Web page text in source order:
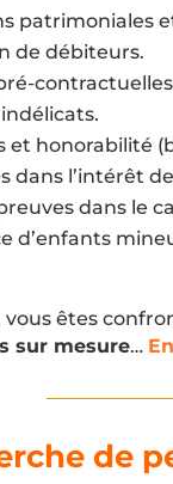
patrimoniales
de débiteurs.
et honorabilité
dans l’intérêt
dans le
d’enfants
êtes
sur mesure…
de